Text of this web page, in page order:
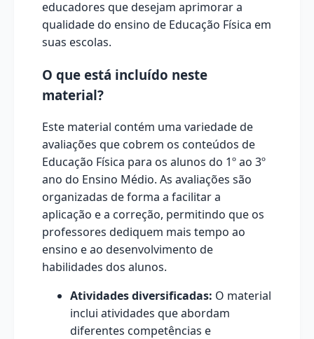
educadores que desejam aprimorar a
qualidade do ensino de Educação Física em
suas escolas.
O que está incluído neste
material?
Este material contém uma variedade de
avaliações que cobrem os conteúdos de
Educação Física para os alunos do 1º ao 3º
ano do Ensino Médio. As avaliações são
organizadas de forma a facilitar a
aplicação e a correção, permitindo que os
professores dediquem mais tempo ao
ensino e ao desenvolvimento de
habilidades dos alunos.
Atividades diversificadas: O material
inclui atividades que abordam
diferentes competências e